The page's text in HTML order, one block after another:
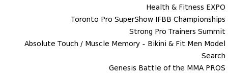
Health & Fitness EXPO
Toronto Pro SuperShow IFBB Championships
Strong Pro Trainers Summit
Absolute Touch / Muscle Memory - Bikini & Fit Men Model
Search
Genesis Battle of the MMA PROS